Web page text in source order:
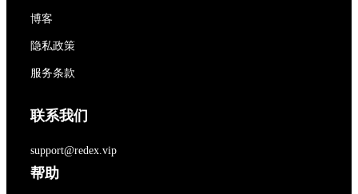
博客
隐私政策
服务条款
联系我们
support@redex.vip
帮助